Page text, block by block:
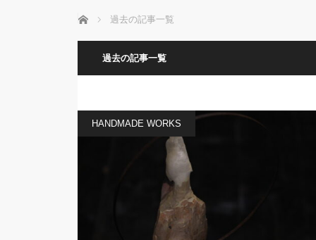
ホーム 過去の記事一覧
過去の記事一覧
HANDMADE WORKS